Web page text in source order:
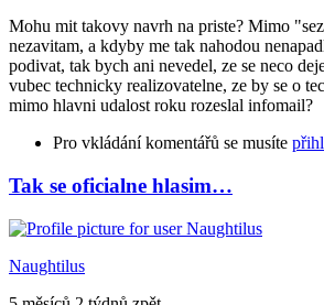
Mohu mit takovy navrh na priste? Mimo
nezavitam, a kdyby me tak nahodou
podivat, tak bych ani nevedel, ze se neco
vubec technicky realizovatelne, ze by se o
mimo hlavni udalost roku rozeslal infomail?
Pro vkládání komentářů se musíte
Tak se oficialne hlasim…
Naughtilus